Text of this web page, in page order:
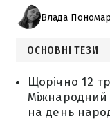
Влада
ОСНОВНІ ТЕЗИ
Щорічно 12
Міжнародний
на день